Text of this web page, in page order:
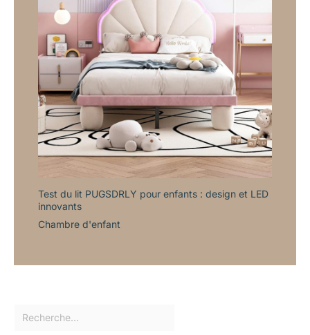
Test du lit PUGSDRLY pour enfants : design et LED
innovants
Chambre d'enfant